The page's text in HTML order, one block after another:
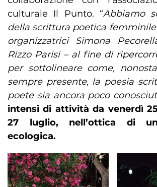
culturale Il Punto. “Abbiamo
della scrittura poetica femminile
organizzatrici Simona
Rizzo Parisi – al fine di
per sottolineare come,
sempre presente, la poesia
poete sia ancora poco
intensi di attività da venerdì
27 luglio, nell’ottica di
ecologica.